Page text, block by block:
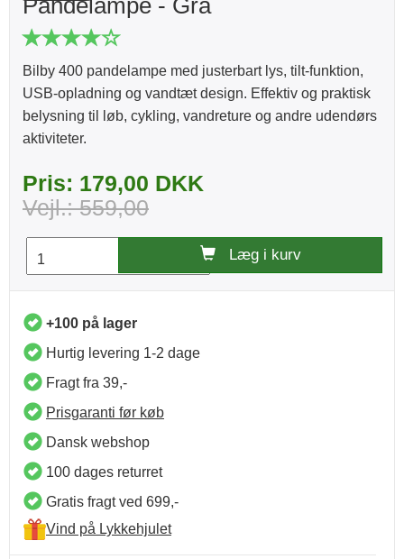
Pandelampe - Grå
Bilby 400 pandelampe med justerbart lys, tilt-funktion,
USB-opladning og vandtæt design. Effektiv og praktisk
belysning til løb, cykling, vandreture og andre udendørs
aktiviteter.
Pris: 179,00 DKK
Vejl.: 559,00
Læg i kurv
+100 på lager
Hurtig levering 1-2 dage
Fragt fra 39,-
Prisgaranti før køb
Dansk webshop
100 dages returret
Gratis fragt ved 699,-
Vind på Lykkehjulet